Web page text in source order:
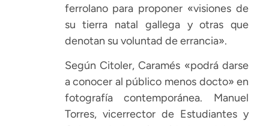
ferrolano para proponer «visiones de
su tierra natal gallega y otras que
denotan su voluntad de errancia».
Según Citoler, Caramés «podrá darse
a conocer al público menos docto» en
fotografía contemporánea. Manuel
Torres, vicerrector de Estudiantes y